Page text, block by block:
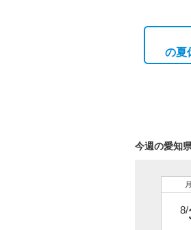
の夏
今週の愛知
月
8/